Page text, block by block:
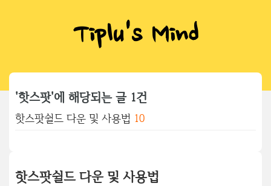
Tiplu's Mind
'핫스팟'에 해당되는 글 1건
핫스팟쉴드 다운 및 사용법 10
핫스팟쉴드 다운 및 사용법